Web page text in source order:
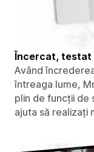
Încercat, testat
Având
întreaga lume,
plin de funcții de
ajuta să realizați